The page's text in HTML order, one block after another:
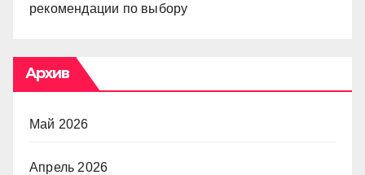
рекомендации по выбору
Архив
Май 2026
Апрель 2026